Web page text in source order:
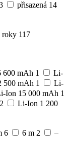
přisazená 14
roky 117
600 mAh 1
Li-
500 mAh 1
Li-
Ion 15 000 mAh 1
2
Li-Ion 1 200
6 6 m 2
–